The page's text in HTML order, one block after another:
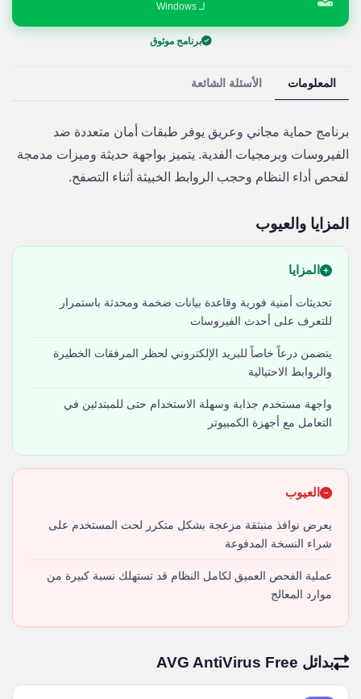
لـ Windows
برنامج موثوق
المعلومات الأسئلة الشائعة
برنامج حماية مجاني وعريق يوفر طبقات أمان متعددة ضد
الفيروسات وبرمجيات الفدية. يتميز بواجهة حديثة وميزات مدمجة
لفحص أداء النظام وحجب الروابط الخبيثة أثناء التصفح.
المزايا والعيوب
المزايا
تحديثات أمنية فورية وقاعدة بيانات ضخمة ومحدثة باستمرار
للتعرف على أحدث الفيروسات
يتضمن درعاً خاصاً للبريد الإلكتروني لحظر المرفقات الخطيرة
والروابط الاحتيالية
واجهة مستخدم جذابة وسهلة الاستخدام حتى للمبتدئين في
التعامل مع أجهزة الكمبيوتر
العيوب
يعرض نوافذ منبثقة مزعجة بشكل متكرر لحث المستخدم على
شراء النسخة المدفوعة
عملية الفحص العميق لكامل النظام قد تستهلك نسبة كبيرة من
موارد المعالج
بدائل AVG AntiVirus Free